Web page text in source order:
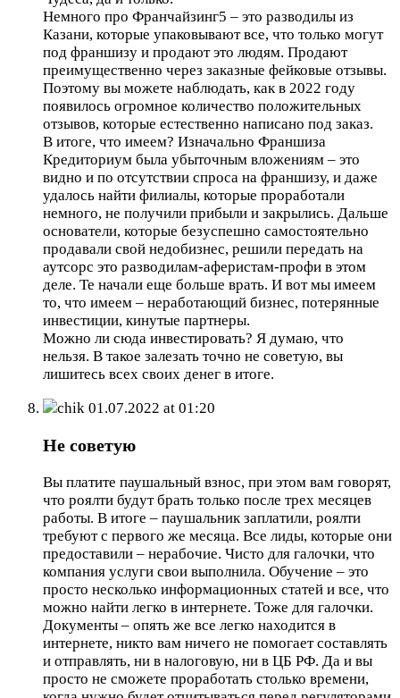
Немного про Франчайзинг5 – это разводилы из
Казани, которые упаковывают все, что только могут
под франшизу и продают это людям. Продают
преимущественно через заказные фейковые отзывы.
Поэтому вы можете наблюдать, как в 2022 году
появилось огромное количество положительных
отзывов, которые естественно написано под заказ.
В итоге, что имеем? Изначально Франшиза
Кредиториум была убыточным вложениям – это
видно и по отсутствии спроса на франшизу, и даже
удалось найти филиалы, которые проработали
немного, не получили прибыли и закрылись. Дальше
основатели, которые безуспешно самостоятельно
продавали свой недобизнес, решили передать на
аутсорс это разводилам-аферистам-профи в этом
деле. Те начали еще больше врать. И вот мы имеем
то, что имеем – неработающий бизнес, потерянные
инвестиции, кинутые партнеры.
Можно ли сюда инвестировать? Я думаю, что
нельзя. В такое залезать точно не советую, вы
лишитесь всех своих денег в итоге.
chik 01.07.2022 at 01:20
Не советую
Вы платите паушальный взнос, при этом вам говорят,
что роялти будут брать только после трех месяцев
работы. В итоге – паушальник заплатили, роялти
требуют с первого же месяца. Все лиды, которые они
предоставили – нерабочие. Чисто для галочки, что
компания услуги свои выполнила. Обучение – это
просто несколько информационных статей и все, что
можно найти легко в интернете. Тоже для галочки.
Документы – опять же все легко находится в
интернете, никто вам ничего не помогает составлять
и отправлять, ни в налоговую, ни в ЦБ РФ. Да и вы
просто не сможете проработать столько времени,